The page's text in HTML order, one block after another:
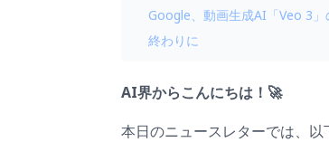
Google、動画生成AI「Veo 3
終わりに
AI界からこんにちは！🚀
本日のニュースレターでは、以